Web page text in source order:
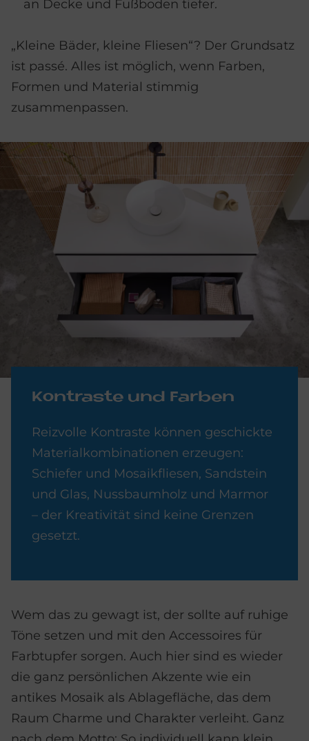
an Decke und Fußboden tiefer.
„Kleine Bäder, kleine Fliesen“? Der Grundsatz
ist passé. Alles ist möglich, wenn Farben,
Formen und Material stimmig
zusammenpassen.
Kon­tra­ste und Far­ben
Reizvolle Kontraste können geschickte
Materialkombinationen erzeugen:
Schiefer und Mosaikfliesen, Sandstein
und Glas, Nussbaumholz und Marmor
– der Kreativität sind keine Grenzen
gesetzt.
Wem das zu gewagt ist, der sollte auf ruhige
Töne setzen und mit den Accessoires für
Farbtupfer sorgen. Auch hier sind es wieder
die ganz persönlichen Akzente wie ein
antikes Mosaik als Ablagefläche, das dem
Raum Charme und Charakter verleiht. Ganz